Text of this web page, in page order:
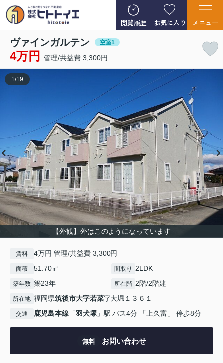
閲覧履歴 お気に入り メニュー
ヴァインガルテン 空室1
4万円 管理/共益費 3,300円
【外観】外はこのようになっています
1 /19
賃料 4万円 管理/共益費 3,300円
面積 51.70㎡ 間取り 2LDK
築年数 築23年 所在階 2階/2階建
所在地 福岡県筑後市大字若菜字大堀１３６１
交通 鹿児島本線 「羽犬塚 」駅 バス4分 「上久富」 停歩8分
無料 お問い合わせ